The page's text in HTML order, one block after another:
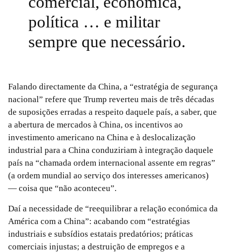
política … e militar
sempre que necessário.
Falando directamente da China, a “estratégia de segurança
nacional” refere que Trump reverteu mais de três décadas
de suposições erradas a respeito daquele país, a saber, que
a abertura de mercados à China, os incentivos ao
investimento americano na China e à deslocalização
industrial para a China conduziriam à integração daquele
país na “chamada ordem internacional assente em regras”
(a ordem mundial ao serviço dos interesses americanos)
— coisa que “não aconteceu”.
Daí a necessidade de “reequilibrar a relação económica da
América com a China”: acabando com “estratégias
industriais e subsídios estatais predatórios; práticas
comerciais injustas; a destruição de empregos e a